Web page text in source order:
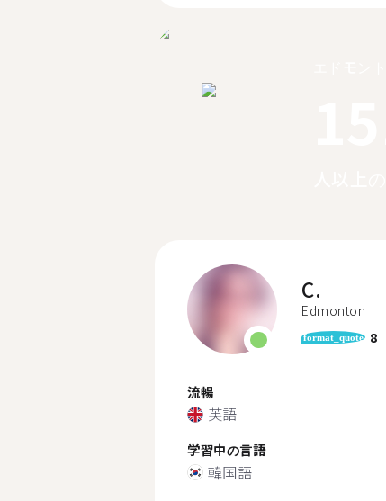
C.
Edmonton
format_quote 8
流暢
英語
学習中の言語
韓国語